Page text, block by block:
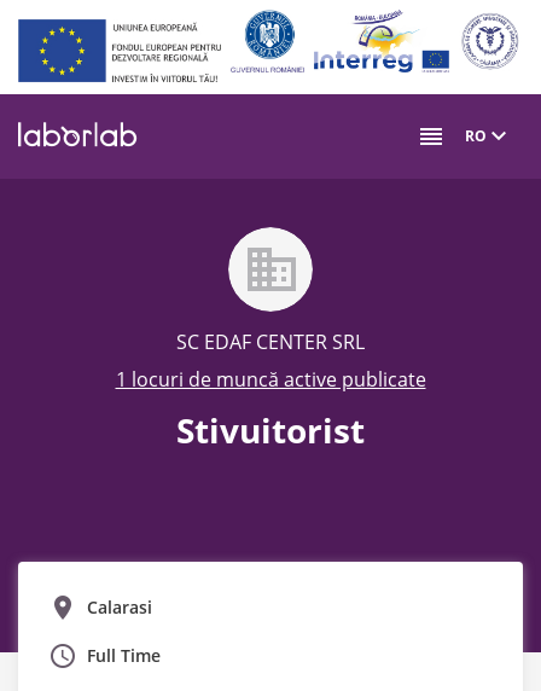
conţinutul
principal
RO
SC EDAF CENTER SRL
1 locuri de muncă active publicate
Stivuitorist
Calarasi
Full Time